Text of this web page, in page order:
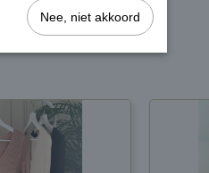
Nee, niet akkoord